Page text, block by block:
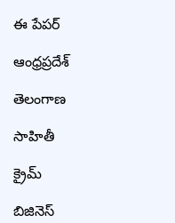
ఈ పేపర్
ఆంధ్రప్రదేశ్
తెలంగాణ
సాహితీ
క్రైమ్
బిజినెస్